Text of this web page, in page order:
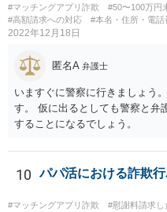
#マッチングアプリ詐欺 #50〜100万円
#高額請求への対応
#本名・住所・電話
2022年12月18日
匿名A 弁護士
いますぐに警察に行きましょう
す。 仮に出るとしても警察と弁
することになるでしょう。
10 パパ活における詐欺
#マッチングアプリ詐欺 #慰謝料請求し